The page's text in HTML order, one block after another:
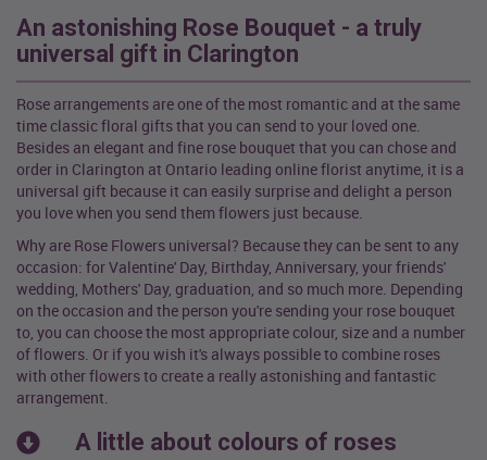
An astonishing Rose Bouquet - a truly
universal gift in Clarington
Rose arrangements are one of the most romantic and at the same
time classic floral gifts that you can send to your loved one.
Besides an elegant and fine rose bouquet that you can chose and
order in Clarington at Ontario leading online florist anytime, it is a
universal gift because it can easily surprise and delight a person
you love when you send them flowers just because.
Why are Rose Flowers universal? Because they can be sent to any
occasion: for Valentine' Day, Birthday, Anniversary, your friends'
wedding, Mothers' Day, graduation, and so much more. Depending
on the occasion and the person you're sending your rose bouquet
to, you can choose the most appropriate colour, size and a number
of flowers. Or if you wish it's always possible to combine roses
with other flowers to create a really astonishing and fantastic
arrangement.
A little about colours of roses